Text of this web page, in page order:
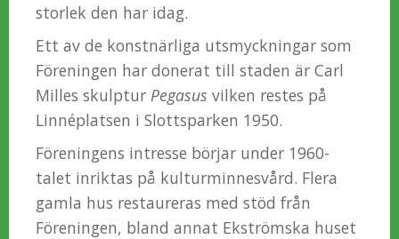
storlek den har idag.
Ett av de konstnärliga utsmyckningar som
Föreningen har donerat till staden är Carl
Milles skulptur Pegasus vilken restes på
Linnéplatsen i Slottsparken 1950.
Föreningens intresse börjar under 1960-
talet inriktas på kulturminnesvård. Flera
gamla hus restaureras med stöd från
Föreningen, bland annat Ekströmska huset